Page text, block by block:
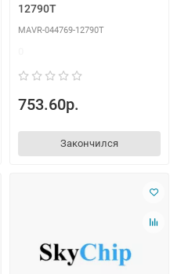
12790T
MAVR-044769-12790T
753.60р.
Закончился